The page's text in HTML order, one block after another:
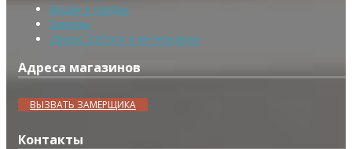
Акции и скидки
Замеры
Двери ZaDoor в интерьерах
Адреса магазинов
ВЫЗВАТЬ ЗАМЕРЩИКА
Контакты